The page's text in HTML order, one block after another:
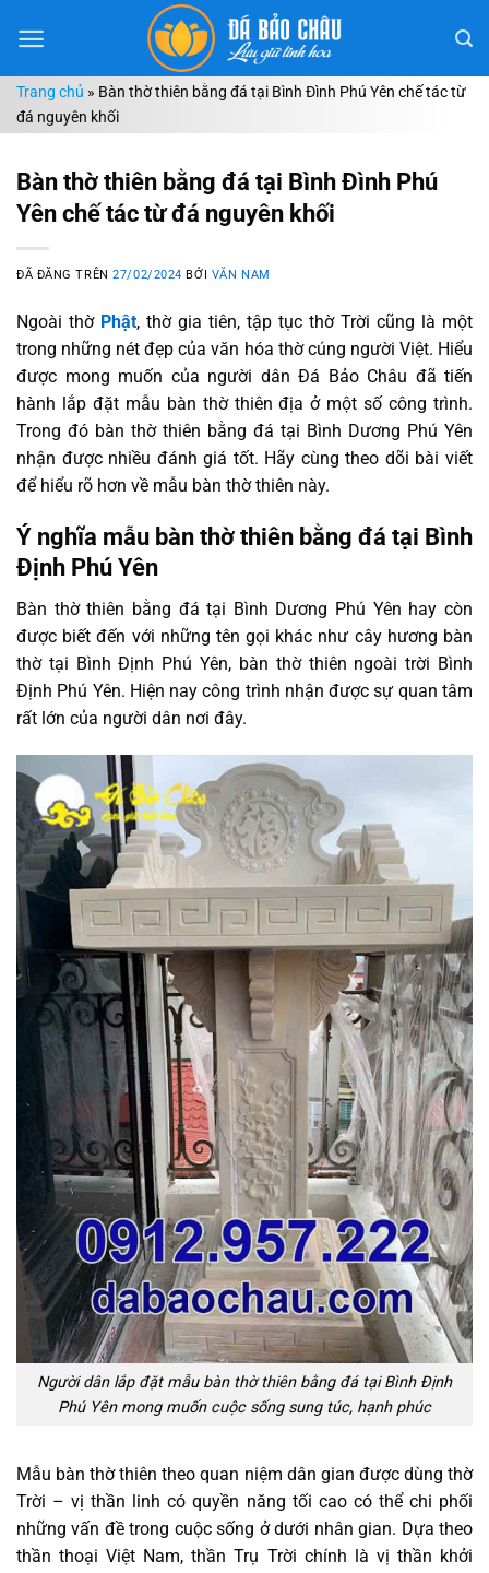
đến
dungTrang chủ » Bàn thờ thiên bằng đá tại Bình Đình Phú Yên chế tác từ
đá nguyên khối
Bàn thờ thiên bằng đá tại Bình Đình Phú
Yên chế tác từ đá nguyên khối
ĐÃ ĐĂNG TRÊN27/02/2024 BỞI VĂN NAM
Ngoài thờ Phật, thờ gia tiên, tập tục thờ Trời cũng là một
trong những nét đẹp của văn hóa thờ cúng người Việt. Hiểu
được mong muốn của người dân Đá Bảo Châu đã tiến
hành lắp đặt mẫu bàn thờ thiên địa ở một số công trình.
Trong đó bàn thờ thiên bằng đá tại Bình Dương Phú Yên
nhận được nhiều đánh giá tốt. Hãy cùng theo dõi bài viết
để hiểu rõ hơn về mẫu bàn thờ thiên này.
Ý nghĩa mẫu bàn thờ thiên bằng đá tại Bình
Định Phú Yên
Bàn thờ thiên bằng đá tại Bình Dương Phú Yên hay còn
được biết đến với những tên gọi khác như cây hương bàn
thờ tại Bình Định Phú Yên, bàn thờ thiên ngoài trời Bình
Định Phú Yên. Hiện nay công trình nhận được sự quan tâm
rất lớn của người dân nơi đây.
Người dân lắp đặt mẫu bàn thờ thiên bằng đá tại Bình Định
Phú Yên mong muốn cuộc sống sung túc, hạnh phúc
Mẫu bàn thờ thiên theo quan niệm dân gian được dùng thờ
Trời – vị thần linh có quyền năng tối cao có thể chi phối
những vấn đề trong cuộc sống ở dưới nhân gian. Dựa theo
thần thoại Việt Nam, thần Trụ Trời chính là vị thần khởi